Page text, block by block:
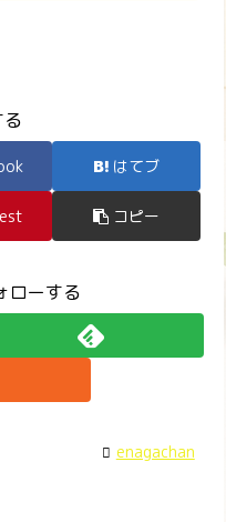
はてブ
コピー
ローする
enagachan